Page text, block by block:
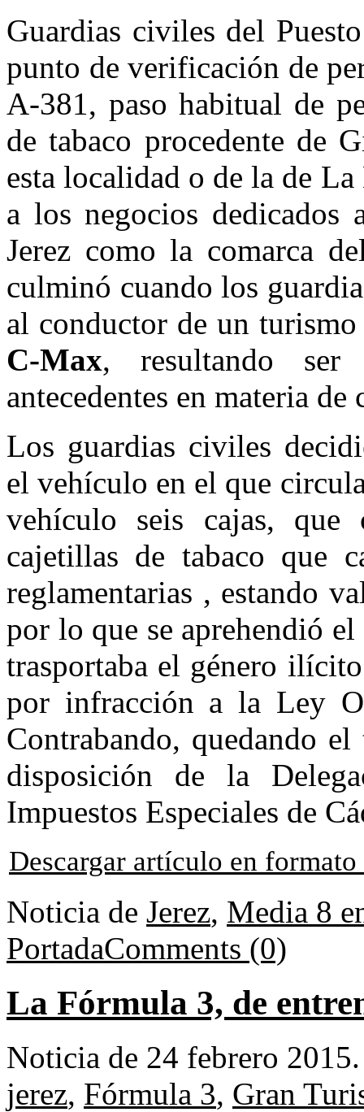
Guardias civiles del
punto de verificación de
A-381, paso habitual de
de tabaco procedente de
esta localidad o de la de La
a los negocios
Jerez como la comarca
culminó cuando los
al conductor de un
C-Max, resultando ser
antecedentes en materia de
Los guardias civiles
el vehículo en el que
vehículo seis cajas,
cajetillas de tabaco que
reglamentarias , estando
por lo que se aprehendió
trasportaba el género
por infracción a la Ley
Contrabando, quedando
disposición de la
Impuestos Especiales de
Descargar artículo en formato
Noticia de Jerez, Media 8
PortadaComments (0)
La Fórmula 3, de
Noticia de 24 febrero
jerez, Fórmula 3, Gran